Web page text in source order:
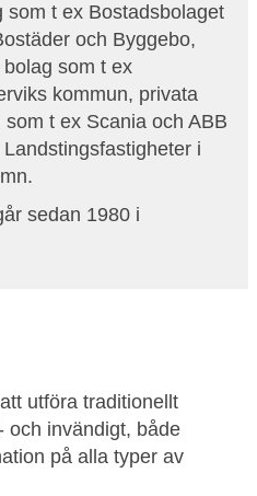
som t ex Bostadsbolaget
och Byggebo,
som t ex
kommun, privata
t ex Scania och ABB
i
sedan 1980 i
utföra traditionellt
och invändigt, både
på alla typer av